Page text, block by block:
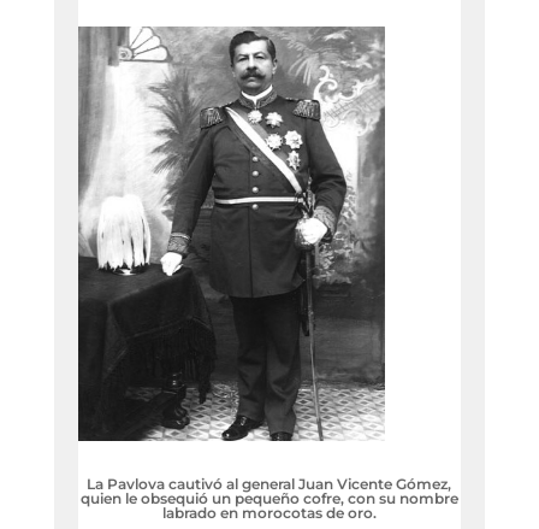
La Pavlova cautivó al general Juan Vicente Gómez,
quien le obsequió un pequeño cofre, con su nombre
labrado en morocotas de oro.